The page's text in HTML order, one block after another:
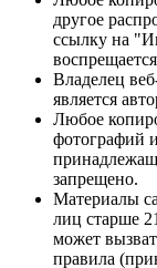
другое
ссылку на
Владелец
является
Любое
фотографий
запрещено.
Материалы
лиц старше
может
правила